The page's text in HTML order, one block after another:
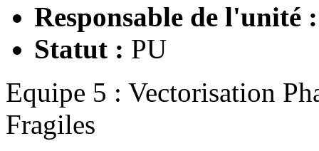
Responsable de l'unité
Statut : PU
Equipe 5 : Vectorisation
Fragiles